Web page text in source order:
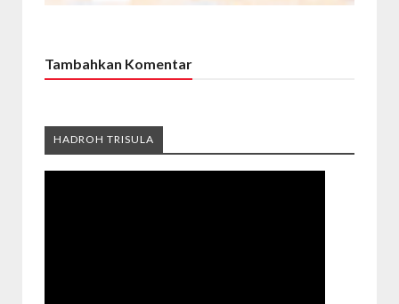
Tambahkan Komentar
HADROH TRISULA